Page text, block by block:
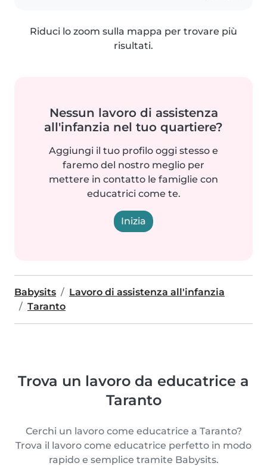
Riduci lo zoom sulla mappa per trovare più
risultati.
Nessun lavoro di assistenza
all'infanzia nel tuo quartiere?
Aggiungi il tuo profilo oggi stesso e
faremo del nostro meglio per
mettere in contatto le famiglie con
educatrici come te.
Inizia
Babysits
Lavoro di assistenza all'infanzia
Taranto
Trova un lavoro da educatrice a
Taranto
Cerchi un lavoro come educatrice a Taranto?
Trova il lavoro come educatrice perfetto in modo
rapido e semplice tramite Babysits.